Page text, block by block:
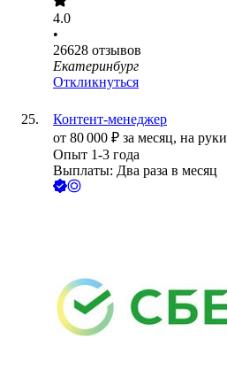
4.0
•
26628 отзывов
Екатеринбург
Откликнуться
Контент-менеджер
от 80 000 ₽ за месяц, на руки
Опыт 1-3 года
Выплаты: Два раза в месяц